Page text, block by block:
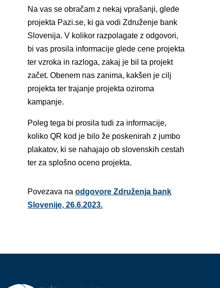
Na vas se obračam z nekaj vprašanji, glede
projekta Pazi.se, ki ga vodi Združenje bank
Slovenija. V kolikor razpolagate z odgovori,
bi vas prosila informacije glede cene projekta
ter vzroka in razloga, zakaj je bil ta projekt
začet. Obenem nas zanima, kakšen je cilj
projekta ter trajanje projekta oziroma
kampanje.
Poleg tega bi prosila tudi za informacije,
koliko QR kod je bilo že poskenirah z jumbo
plakatov, ki se nahajajo ob slovenskih cestah
ter za splošno oceno projekta.
Povezava naodgovore Združenja bank
Slovenije, 26.6.2023.